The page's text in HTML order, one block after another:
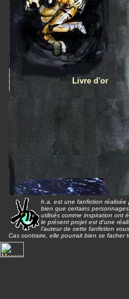
Livre d'or
h.a. est une fanfiction réalisée
bien que certains
utilisés comme inspiration ont
le présent projet est d'une
l'auteur de cette fanfiction
Cas contraire, elle pourrait bien se facher